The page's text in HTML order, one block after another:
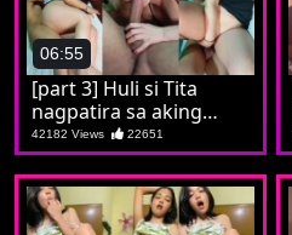
06:55
[part 3] Huli si Tita
nagpatira sa aking
tropa
42182 Views 22651